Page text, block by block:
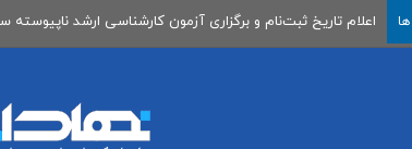
ها اعلام تاریخ ثبت‌نام و برگزاری آزمون كارشناسی ارشد ناپیوسته سال